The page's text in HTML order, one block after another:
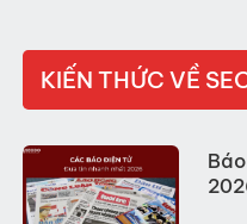
KIẾN THỨC VỀ